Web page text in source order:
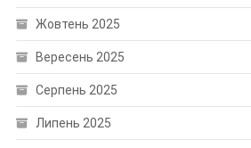
Жовтень 2025
Вересень 2025
Серпень 2025
Липень 2025